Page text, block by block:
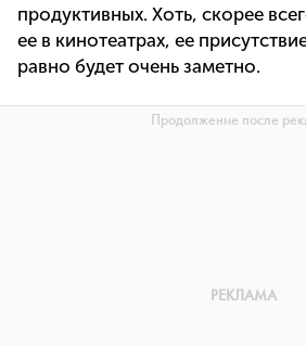
продуктивных. Хоть, скорее
ее в кинотеатрах, ее
равно будет очень заметно.